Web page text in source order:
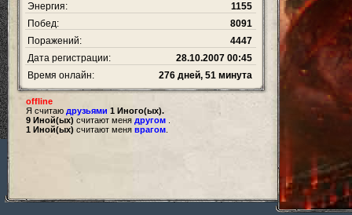
Энергия:
1155
Побед:
8091
Поражений:
4447
Дата регистрации:
28.10.2007 00:45
Время онлайн:
276 дней, 51 минута
offline
Я считаю друзьями 1 Иного(ых).
9 Иной(ых) считают меня другом
1 Иной(ых) считают меня врагом